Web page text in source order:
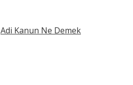
Adi Kanun Ne Demek